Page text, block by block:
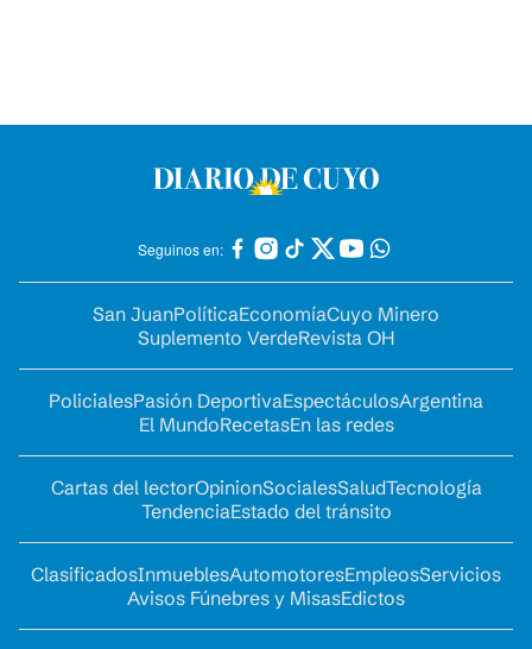
Seguinos en:
San JuanPolíticaEconomíaCuyo Minero
Suplemento VerdeRevista OH
PolicialesPasión DeportivaEspectáculosArgentina
El MundoRecetasEn las redes
Cartas del lectorOpinionSocialesSaludTecnología
TendenciaEstado del tránsito
ClasificadosInmueblesAutomotoresEmpleosServicios
Avisos Fúnebres y MisasEdictos